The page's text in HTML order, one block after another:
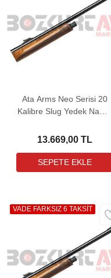
Ata Arms Neo Serisi 20
Kalibre Slug Yedek Namlu
13.669,00 TL
VADE FARKSIZ 6 TAKSİT